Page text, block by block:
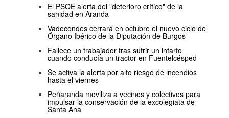
El PSOE alerta del "deterioro crítico" de la
sanidad en Aranda
Vadocondes cerrará en octubre el nuevo ciclo de
Órgano Ibérico de la Diputación de Burgos
Fallece un trabajador tras sufrir un infarto
cuando conducía un tractor en Fuentelcésped
Se activa la alerta por alto riesgo de incendios
hasta el viernes
Peñaranda moviliza a vecinos y colectivos para
impulsar la conservación de la excolegiata de
Santa Ana